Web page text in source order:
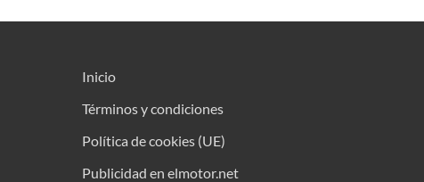
Inicio
Términos y condiciones
Política de cookies (UE)
Publicidad en elmotor.net